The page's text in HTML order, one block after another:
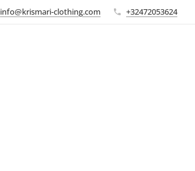
info@krismari-clothing.com +32472053624